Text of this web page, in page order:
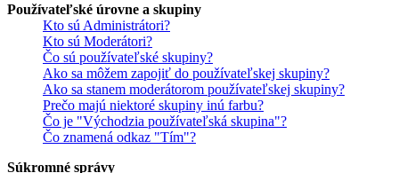
Používateľské úrovne a skupiny
Kto sú Administrátori?
Kto sú Moderátori?
Čo sú používateľské skupiny?
Ako sa môžem zapojiť do používateľskej skupiny?
Ako sa stanem moderátorom používateľskej skupiny?
Prečo majú niektoré skupiny inú farbu?
Čo je "Východzia používateľská skupina"?
Čo znamená odkaz "Tím"?
Súkromné správy